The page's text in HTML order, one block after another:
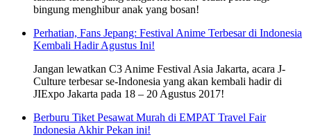
bingung menghibur anak yang bosan!
Perhatian, Fans Jepang: Festival Anime Terbesar di Indonesia
Kembali Hadir Agustus Ini!
Jangan lewatkan C3 Anime Festival Asia Jakarta, acara J-
Culture terbesar se-Indonesia yang akan kembali hadir di
JIExpo Jakarta pada 18 – 20 Agustus 2017!
Berburu Tiket Pesawat Murah di EMPAT Travel Fair
Indonesia Akhir Pekan ini!